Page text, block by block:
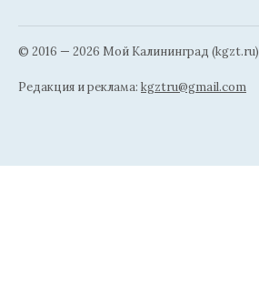
© 2016 — 2026 Мой Калининград (kgzt.ru)
Редакция и реклама: kgztru@gmail.com